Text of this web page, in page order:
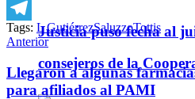
Justicia puso fecha al
consejeros de la
WhatsApp
Telegram
Tags: L GutiérrezSaluzzoTottis
Anterior
Llegaron a algunas
para afiliados al PAMI